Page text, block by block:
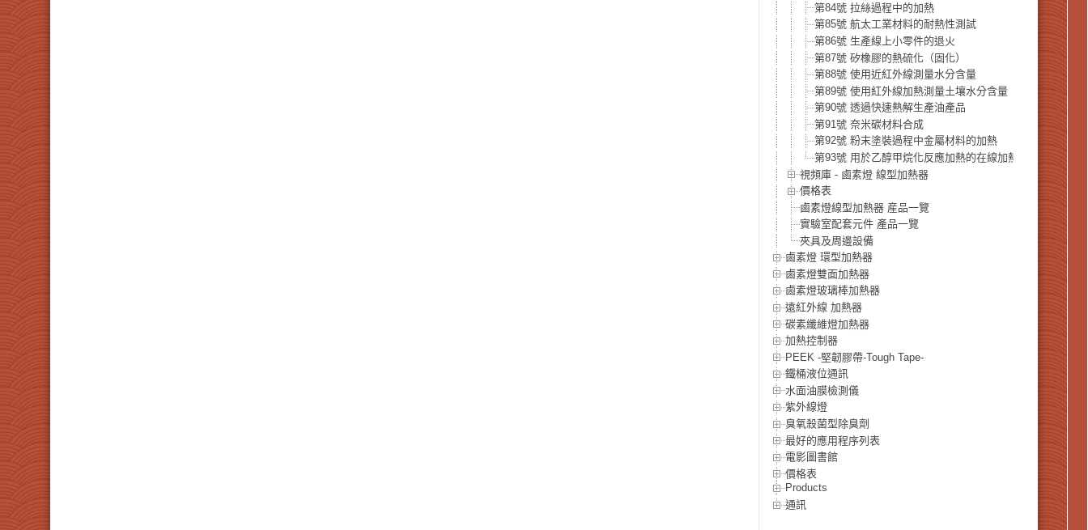
第84號 拉絲過程中的加熱
第85號 航太工業材料的耐熱性測試
第86號 生產線上小零件的退火
第87號 矽橡膠的熱硫化（固化）
第88號 使用近紅外線測量水分含量
第89號 使用紅外線加熱測量土壤水分含量
第90號 透過快速熱解生產油產品
第91號 奈米碳材料合成
第92號 粉末塗裝過程中金屬材料的加熱
第93號 用於乙醇甲烷化反應加熱的在線加熱器
視頻庫 - 鹵素燈 線型加熱器
價格表
鹵素燈線型加熱器 産品一覽
實驗室配套元件 產品一覽
夾具及周邊設備
鹵素燈 環型加熱器
鹵素燈雙面加熱器
鹵素燈玻璃棒加熱器
遠紅外線 加熱器
碳素纖維燈加熱器
加熱控制器
PEEK -堅韌膠帶-Tough Tape-
鐵桶液位通訊
水面油膜檢測儀
紫外線燈
臭氧殺菌型除臭劑
最好的應用程序列表
電影圖書館
價格表
Products
通訊